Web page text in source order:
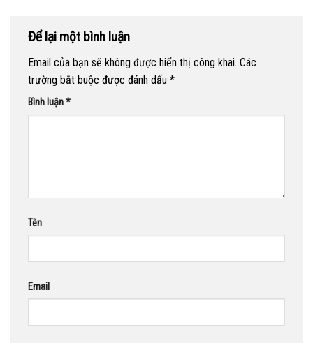
Để lại một bình luận
Email của bạn sẽ không được hiển thị công khai. Các
trường bắt buộc được đánh dấu *
Bình luận*
Tên
Email